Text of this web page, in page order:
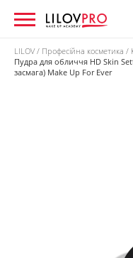
LILOV Професійна косметика
Пудра для обличчя HD Skin
засмага) Make Up For Ever